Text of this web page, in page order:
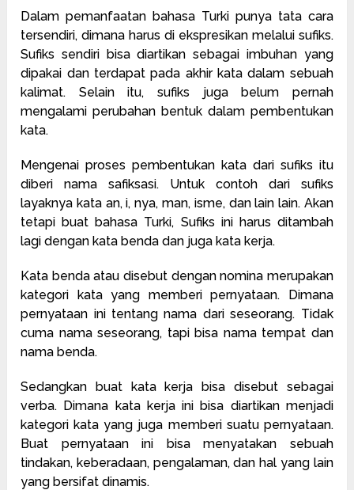
Dalam pemanfaatan bahasa Turki punya tata cara
tersendiri, dimana harus di ekspresikan melalui sufiks.
Sufiks sendiri bisa diartikan sebagai imbuhan yang
dipakai dan terdapat pada akhir kata dalam sebuah
kalimat. Selain itu, sufiks juga belum pernah
mengalami perubahan bentuk dalam pembentukan
kata.
Mengenai proses pembentukan kata dari sufiks itu
diberi nama safiksasi. Untuk contoh dari sufiks
layaknya kata an, i, nya, man, isme, dan lain lain. Akan
tetapi buat bahasa Turki, Sufiks ini harus ditambah
lagi dengan kata benda dan juga kata kerja.
Kata benda atau disebut dengan nomina merupakan
kategori kata yang memberi pernyataan. Dimana
pernyataan ini tentang nama dari seseorang. Tidak
cuma nama seseorang, tapi bisa nama tempat dan
nama benda.
Sedangkan buat kata kerja bisa disebut sebagai
verba. Dimana kata kerja ini bisa diartikan menjadi
kategori kata yang juga memberi suatu pernyataan.
Buat pernyataan ini bisa menyatakan sebuah
tindakan, keberadaan, pengalaman, dan hal yang lain
yang bersifat dinamis.